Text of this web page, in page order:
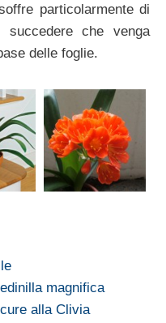
particolarmente di
che venga
delle foglie.
magnifica
alla Clivia